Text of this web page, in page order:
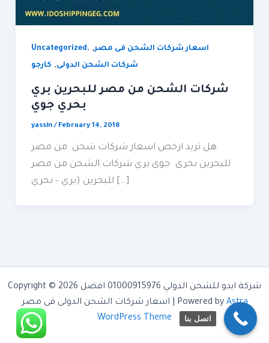
Uncategorized, اسعار شركات الشحن فى مصر,
شركات الشحن الدولى, كارجو
شركات الشحن من مصر للبحرين بري
بحري جوي
yassin/ February 14, 2018
هل تريد ارخص اسعار شركات شحن من مصر
للبحرين بحرى جوى بري شركات الشحن من مصر
للبحرين (بري – بحري […]
Copyright © 2026 شركة ايدو للشحن الدولي 01000915976 افضل
اسعار شركات الشحن الدولى فى مصر | Powered by Astra
WordPress Theme
اتصل بنا